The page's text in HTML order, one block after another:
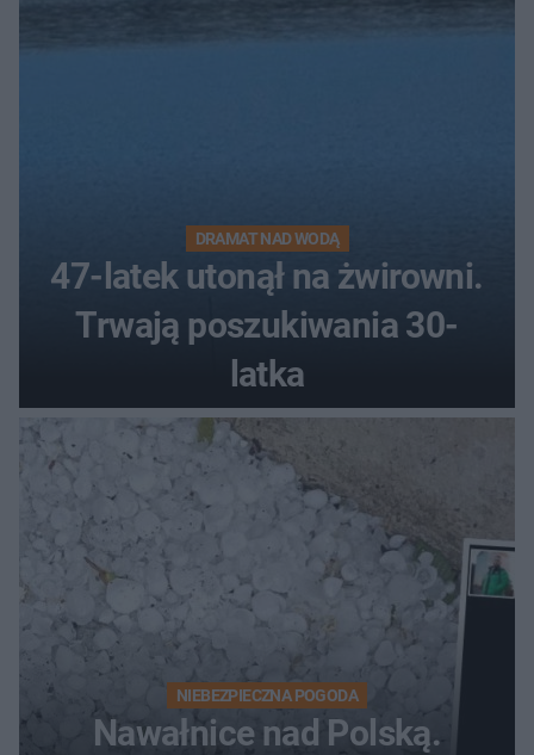
DRAMAT NAD WODĄ
47-latek utonął na żwirowni.
Trwają poszukiwania 30-
latka
NIEBEZPIECZNA POGODA
Nawałnice nad Polską.